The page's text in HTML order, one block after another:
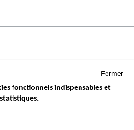
Fermer
fonctionnels indispensables et